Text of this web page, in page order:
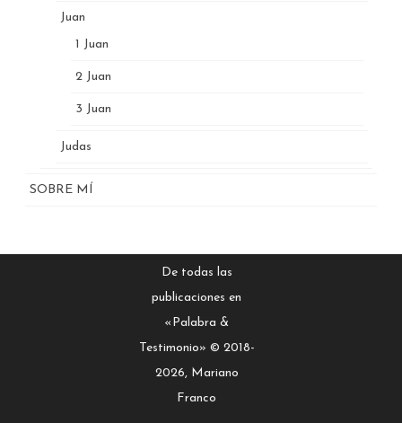
Juan
1 Juan
2 Juan
3 Juan
Judas
SOBRE MÍ
De todas las
publicaciones en
«Palabra &
Testimonio» © 2018-
2026, Mariano
Franco